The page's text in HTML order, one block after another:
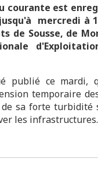
courante est
mercredi à
de Sousse, de
publié ce mardi,
temporaire
sa forte turbidité
les infrastructures.